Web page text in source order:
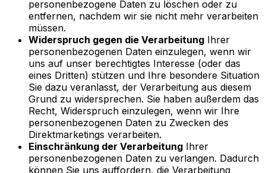
personenbezogene Daten zu löschen oder zu
entfernen, nachdem wir sie nicht mehr verarbeiten
müssen.
Widerspruch gegen die Verarbeitung Ihrer
personenbezogenen Daten einzulegen, wenn wir
uns auf unser berechtigtes Interesse (oder das
eines Dritten) stützen und Ihre besondere Situation
Sie dazu veranlasst, der Verarbeitung aus diesem
Grund zu widersprechen. Sie haben außerdem das
Recht, Widerspruch einzulegen, wenn wir Ihre
personenbezogenen Daten zu Zwecken des
Direktmarketings verarbeiten.
Einschränkung der Verarbeitung Ihrer
personenbezogenen Daten zu verlangen. Dadurch
können Sie uns auffordern, die Verarbeitung